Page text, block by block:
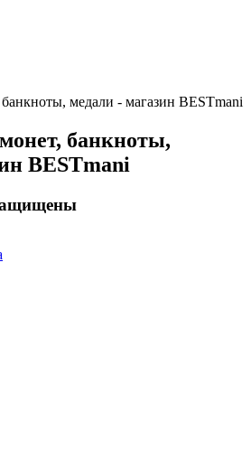
банкноты,
BESTmani